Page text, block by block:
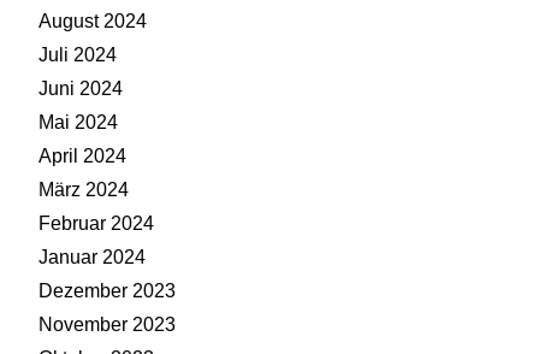
August 2024
Juli 2024
Juni 2024
Mai 2024
April 2024
März 2024
Februar 2024
Januar 2024
Dezember 2023
November 2023